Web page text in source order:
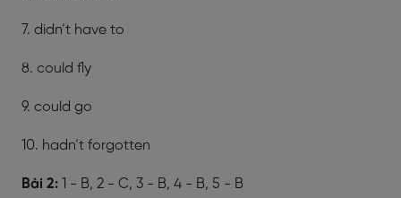
7. didn’t have to
8. could fly
9. could go
10. hadn’t forgotten
Bài 2: 1 - B, 2 - C, 3 - B, 4 - B, 5 - B